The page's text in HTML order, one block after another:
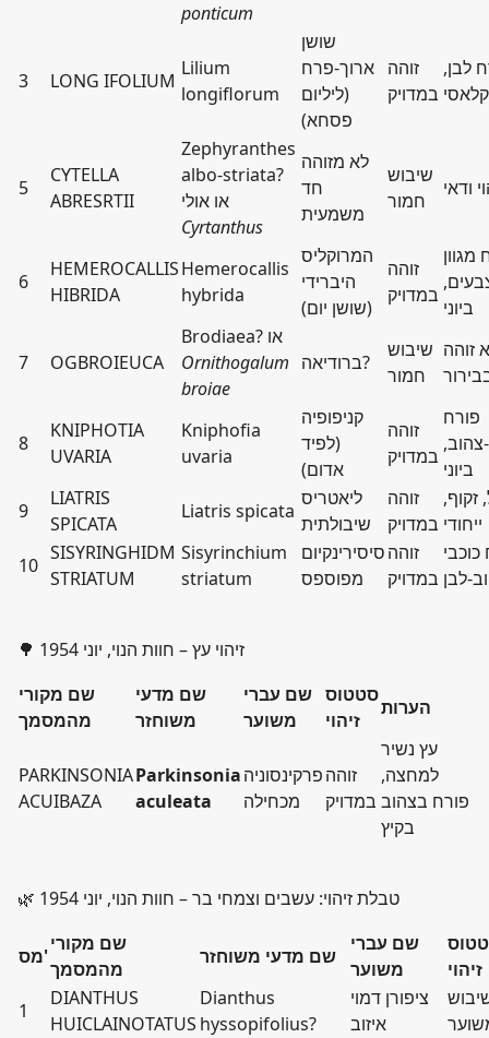
ponticum
3 LONG IFOLIUM
Lilium
longiflorum
שושן
ארוך-פרח
(ליליום
פסחא)
זוהה
במדויק
לבן,
קלאסי
5
CYTELLA
ABRESRTII
Zephyranthes
albo-striata?
או אולי
Cyrtanthus
לא מזוהה
חד
משמעית
שיבוש
חמור
ודאי
6
HEMEROCALLIS
HIBRIDA
Hemerocallis
hybrida
המרוקליס
היברידי
(שושן יום)
זוהה
במדויק
מגוון
ביוני
7 OGBROIEUCA
Brodiaea? או
Ornithogalum
broiae
ברודיאה?
שיבוש
חמור
זוהה
8
KNIPHOTIA
UVARIA
Kniphofia
uvaria
קניפופיה
(לפיד
אדום)
זוהה
במדויק
פורח
ביוני
9
LIATRIS
SPICATA
Liatris spicata
ליאטריס
שיבולתית
זוהה
במדויק
זקוף,
ייחודי
10
SISYRINGHIDM
STRIATUM
Sisyrinchium
striatum
סיסירינקיום
מפוספס
זוהה
במדויק לבן
🌳 זיהוי עץ – חוות הנוי, יוני 1954
שם מקורי
מהמסמך
שם מדעי
משוחזר
שם עברי
משוער
סטטוס
זיהוי
הערות
PARKINSONIA
ACUIBAZA
Parkinsonia
aculeata
פרקינסוניה
מכחילה
זוהה
במדויק
עץ נשיר
למחצה,
פורח בצהוב
בקיץ
🌿 טבלת זיהוי: עשבים וצמחי בר – חוות הנוי, יוני 1954
מס'
שם מקורי
מהמסמך
שם מדעי משוחזר
שם עברי
משוער
זיהוי
1
DIANTHUS
HUICLAINOTATUS
Dianthus
hyssopifolius?
ציפורן דמוי
איזוב